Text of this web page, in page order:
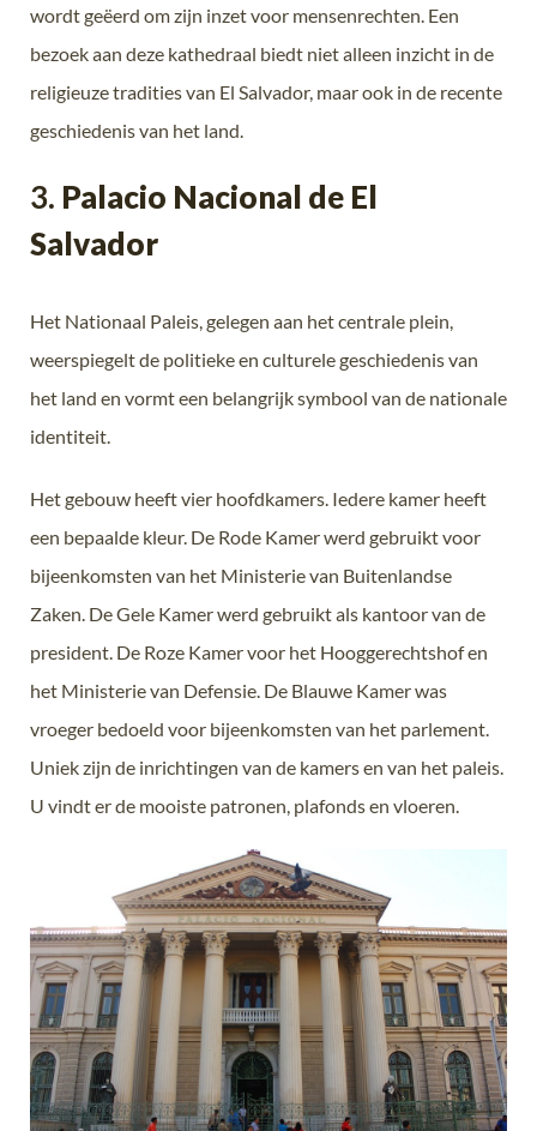
wordt geëerd om zijn inzet voor mensenrechten. Een
bezoek aan deze kathedraal biedt niet alleen inzicht in de
religieuze tradities van El Salvador, maar ook in de recente
geschiedenis van het land.
3. Palacio Nacional de El
Salvador
Het Nationaal Paleis, gelegen aan het centrale plein,
weerspiegelt de politieke en culturele geschiedenis van
het land en vormt een belangrijk symbool van de nationale
identiteit.
Het gebouw heeft vier hoofdkamers. Iedere kamer heeft
een bepaalde kleur. De Rode Kamer werd gebruikt voor
bijeenkomsten van het Ministerie van Buitenlandse
Zaken. De Gele Kamer werd gebruikt als kantoor van de
president. De Roze Kamer voor het Hooggerechtshof en
het Ministerie van Defensie. De Blauwe Kamer was
vroeger bedoeld voor bijeenkomsten van het parlement.
Uniek zijn de inrichtingen van de kamers en van het paleis.
U vindt er de mooiste patronen, plafonds en vloeren.